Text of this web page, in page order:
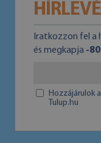
Iratkozzon fel a
és megkapja -
Hozzájárulok
Tulup.hu